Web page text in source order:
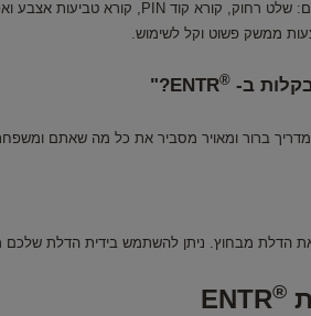
ממשק פשוט וקל לשימוש.
ב- ®
ENTR?"
ברור ומאויר מסביר את כל מה שאתם
®
ENTR